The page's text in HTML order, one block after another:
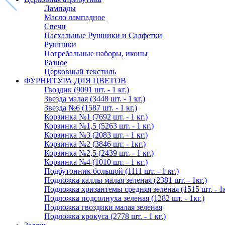
Лампады
Масло лампадное
Свечи
Пасхальные Рушники и Салфетки
Рушники
Погребальные наборы, иконы
Разное
Церковный текстиль
ФУРНИТУРА ДЛЯ ЦВЕТОВ
Гвоздик (9091 шт. - 1 кг.)
Звезда малая (3448 шт. - 1 кг.)
Звезда №6 (1587 шт. - 1 кг.)
Корзинка №1 (7692 шт. - 1 кг.)
Корзинка №1,5 (5263 шт. - 1 кг.)
Корзинка №3 (2083 шт. - 1 кг.)
Корзинка №2 (3846 шт. - 1кг.)
Корзинка №2,5 (2439 шт. - 1 кг.)
Корзинка №4 (1010 шт. - 1 кг.)
Подбутонник большой (1111 шт. - 1 кг.)
Подложка каллы малая зеленая (2381 шт. - 1кг.)
Подложка хризантемы средняя зеленая (1515 шт. -
Подложка подсолнуха зеленая (1282 шт. - 1кг.)
Подложка гвоздики малая зеленая
Подложка крокуса (2778 шт. - 1 кг.)